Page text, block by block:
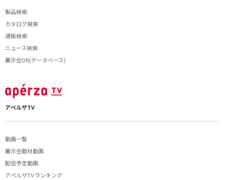
製品検索
カタログ検索
通販検索
ニュース検索
展示会DB(データベース)
アペルザTV
動画一覧
展示会取材動画
配信予定動画
アペルザTV ランキング